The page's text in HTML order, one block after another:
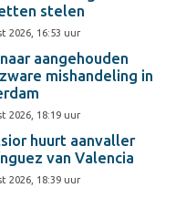
stelen
2026, 16:53 uur
aangehouden
mishandeling in
2026, 18:19 uur
huurt aanvaller
van Valencia
2026, 18:39 uur